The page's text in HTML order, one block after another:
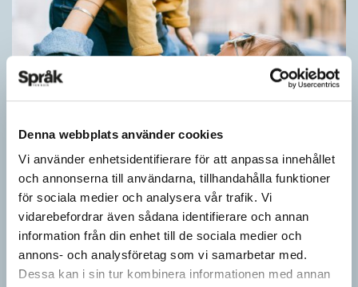
Denna webbplats använder cookies
Vi använder enhetsidentifierare för att anpassa innehållet
och annonserna till användarna, tillhandahålla funktioner
för sociala medier och analysera vår trafik. Vi
vidarebefordrar även sådana identifierare och annan
information från din enhet till de sociala medier och
annons- och analysföretag som vi samarbetar med.
Dessa kan i sin tur kombinera informationen med annan
SPRÅKBLOGGEN
Små barn, som ännu inte kan tala, kan redan ha snappat upp
flerordiga fraser. Detta kan också vara skillnaden mellan hur
barn och vuxna tillägnar…